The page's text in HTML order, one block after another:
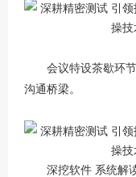
会议特设茶歇环
沟通桥梁。
深挖软件 系统解